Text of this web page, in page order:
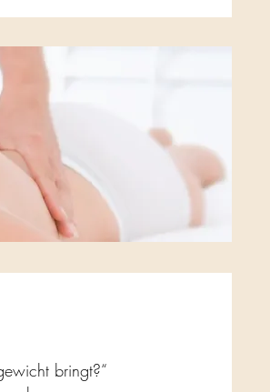
bringt?“